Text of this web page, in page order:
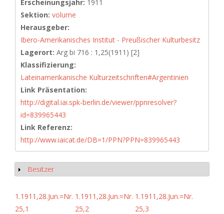
Erscheinungsjahr: 1911
Sektion: volume
Herausgeber:
Ibero-Amerikanisches Institut - Preußischer Kulturbesitz
Lagerort: Arg bi 716 : 1,25(1911) [2]
Klassifizierung:
Lateinamerikanische Kulturzeitschriften#Argentinien
Link Präsentation:
http://digital.iai.spk-berlin.de/viewer/ppnresolver?
id=839965443
Link Referenz:
http://www.iaicat.de/DB=1/PPN?PPN=839965443
Anzeigen
Besitzer
1.1911,28.Jun.=Nr.
25,1
1.1911,28.Jun.=Nr.
25,2
1.1911,28.Jun.=Nr.
25,3